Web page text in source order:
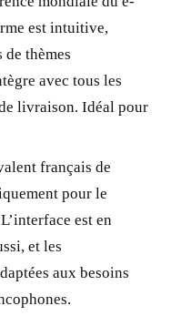
est intuitive,
de thèmes
avec tous les
livraison. Idéal pour
français de
pour le
est en
et les
aux besoins